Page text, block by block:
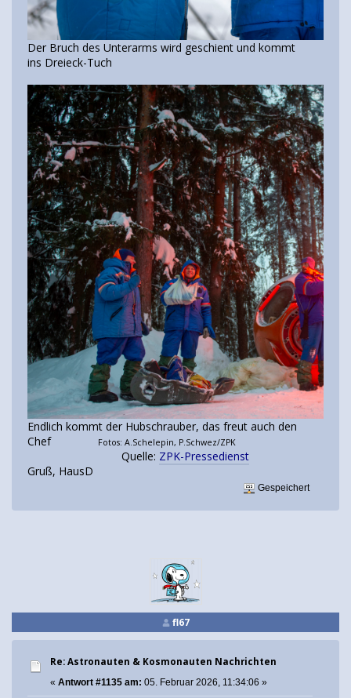
Der Bruch des Unterarms wird geschient und kommt
ins Dreieck-Tuch
Endlich kommt der Hubschrauber, das freut auch den
Chef
Fotos: A.Schelepin, P.Schwez/ZPK
Quelle: ZPK-Pressedienst
Gruß, HausD
Gespeichert
fl67
Re: Astronauten & Kosmonauten Nachrichten
« Antwort #1135 am: 05. Februar 2026, 11:34:06 »